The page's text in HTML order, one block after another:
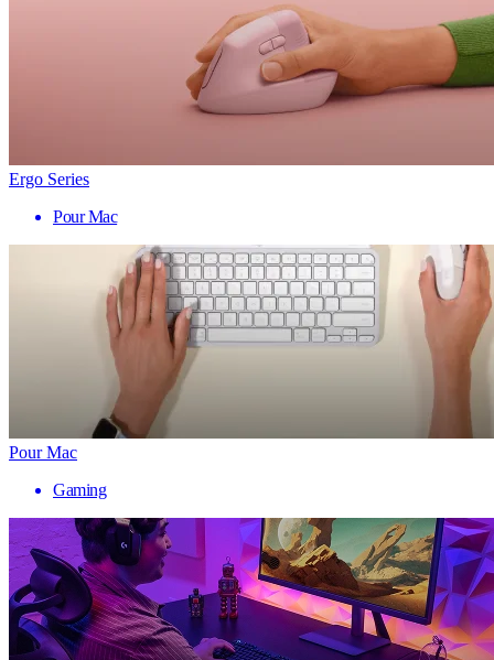
Ergo Series
Pour Mac
Pour Mac
Gaming